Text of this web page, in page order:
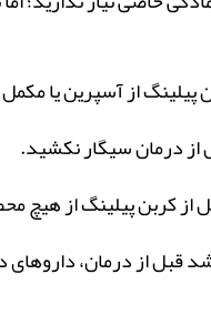
قبل از درمان، داروهای